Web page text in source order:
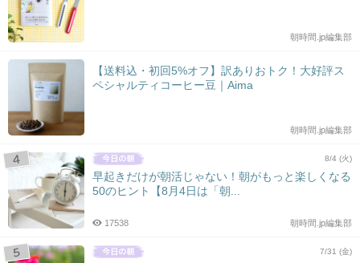
朝時間.jp編集部
【送料込・初回5%オフ】訳ありおトク！大好評ス
ペシャルティコーヒー豆｜Aima
朝時間.jp編集部
8/4 (火)
早起きだけが朝活じゃない！朝がもっと楽しくなる
50のヒント【8月4日は「朝...
朝時間.jp編集部
17538
7/31 (金)